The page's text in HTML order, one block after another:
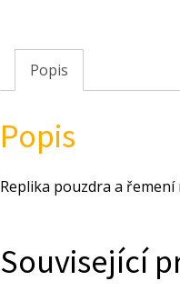
Popis
Popis
Replika pouzdra a
Související